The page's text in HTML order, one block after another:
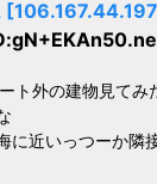
ト外の建物見てみ
に近いっつーか隣